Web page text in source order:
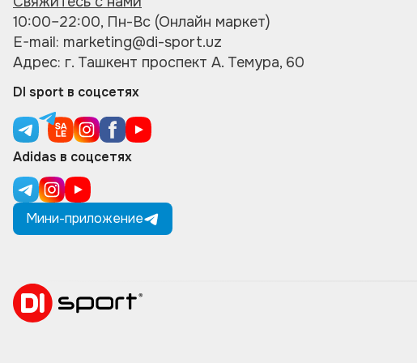
10:00–22:00, Пн-Вс (Онлайн маркет)
E-mail: marketing@di-sport.uz
Адрес: г. Ташкент проспект А. Темура, 60
DI sport в соцсетях
Adidas в соцсетях
Мини-приложение